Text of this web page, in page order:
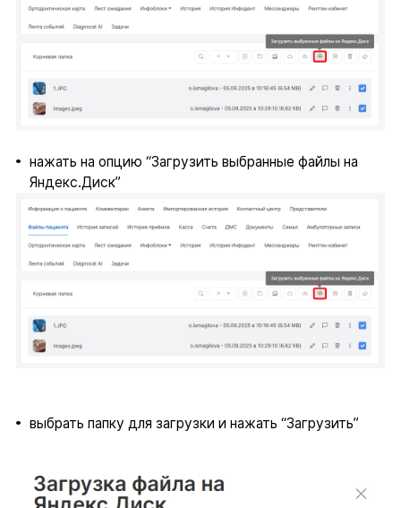
нажать на опцию “Загрузить выбранные файлы на
Яндекс.Диск”
выбрать папку для загрузки и нажать “Загрузить”